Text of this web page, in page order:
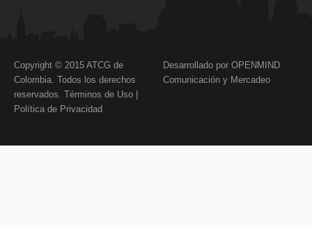
Copyright © 2015 ATCG de
Colombia. Todos los derechos
reservados. Términos de Uso |
Política de Privacidad
Desarrollado por OPENMIND
Comunicación y Mercadeo